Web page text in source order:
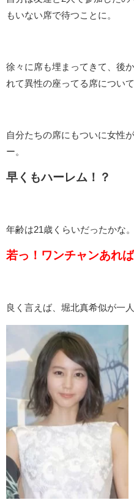
もいない席で待つことに。
徐々に席も埋まってきて、後
れて異性の座ってる席につい
自分たちの席にもついに女性
ー。
早くもハーレム！？
年齢は21歳くらいだったかな。
若っ！ワンチャンあれば
良く言えば、堀北真希似が一人